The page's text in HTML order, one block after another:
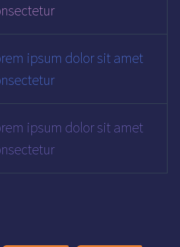
ipsum dolor sit amet
ipsum dolor sit amet